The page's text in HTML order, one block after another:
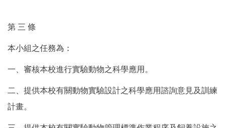
第 三 條
本小組之任務為：
一、審核本校進行實驗動物之科學應用。
二、提供本校有關動物實驗設計之科學應用諮詢意見及訓練
計畫。